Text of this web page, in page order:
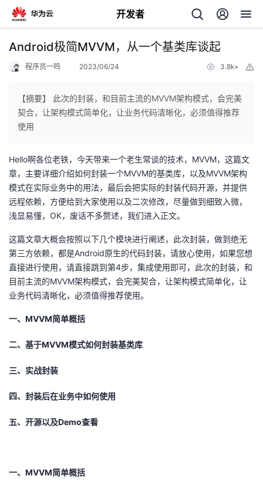
开发者
返
人
主
我
的
发
者
的
博
客
我
的
论
坛
我
的
圈
我
的
我
Android极简MVVM，从一个基类库谈起
程序员一鸣 2023/06/24 3.8k+
【摘要】 此次的封装，和目前主流的MVVM架构模式，会完美
契合，让架构模式简单化，让业务代码清晰化，必须值得推荐
使用
Hello啊各位老铁，今天带来一个老生常谈的技术，MVVM，这篇文
章，主要详细介绍如何封装一个MVVM的基类库，以及MVVM架构
模式在实际业务中的用法，最后会把实际的封装代码开源，并提供
远程依赖，方便给到大家使用以及二次修改，尽量做到细致入微，
浅显易懂，OK，废话不多赘述，我们进入正文。
这篇文章大概会按照以下几个模块进行阐述，此次封装，做到绝无
第三方依赖，都是Android原生的代码封装，请放心使用，如果您想
直接进行使用，请直接跳到第4步，集成使用即可，此次的封装，和
目前主流的MVVM架构模式，会完美契合，让架构模式简单化，让
业务代码清晰化，必须值得推荐使用。
一、MVVM简单概括
二、基于MVVM模式如何封装基类库
三、实战封装
四、封装后在业务中如何使用
五、开源以及Demo查看
一、MVVM简单概括